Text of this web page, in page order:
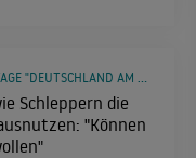
Schleppern die
"Können